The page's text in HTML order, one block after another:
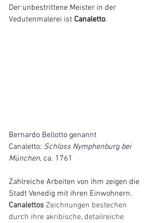
Der unbestrittene Meister in der
Vedutenmalerei ist Canaletto.
Bernardo Bellotto genannt
Canaletto: Schloss Nymphenburg bei
München, ca. 1761
Zahlreiche Arbeiten von ihm zeigen die
Stadt Venedig mit ihren Einwohnern.
Canalettos Zeichnungen bestechen
durch ihre akribische, detailreiche